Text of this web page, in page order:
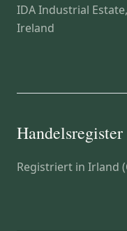
IDA Industrial
Ireland
Handelsregister
Registriert in Irland